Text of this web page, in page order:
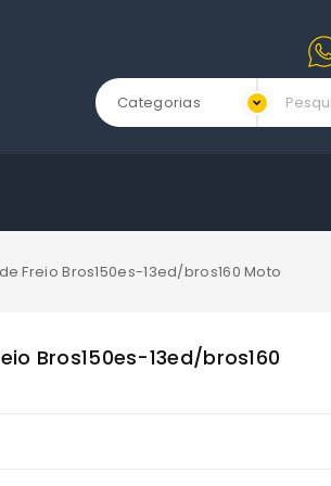
Categorias
Freio Bros150es-13ed/bros160 Moto
Bros150es-13ed/bros160